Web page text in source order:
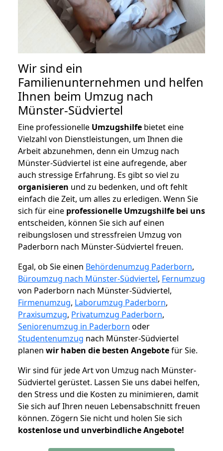
Wir sind ein
Familienunternehmen und helfen
Ihnen beim Umzug nach
Münster-Südviertel
Eine professionelle Umzugshilfe bietet eine
Vielzahl von Dienstleistungen, um Ihnen die
Arbeit abzunehmen, denn ein Umzug nach
Münster-Südviertel ist eine aufregende, aber
auch stressige Erfahrung. Es gibt so viel zu
organisieren und zu bedenken, und oft fehlt
einfach die Zeit, um alles zu erledigen. Wenn Sie
sich für eine professionelle Umzugshilfe bei uns
entscheiden, können Sie sich auf einen
reibungslosen und stressfreien Umzug von
Paderborn nach Münster-Südviertel freuen.
Egal, ob Sie einen Behördenumzug Paderborn,
Büroumzug nach Münster-Südviertel, Fernumzug
von Paderborn nach Münster-Südviertel,
Firmenumzug, Laborumzug Paderborn,
Praxisumzug, Privatumzug Paderborn,
Seniorenumzug in Paderborn oder
Studentenumzug nach Münster-Südviertel
planen wir haben die besten Angebotefür Sie.
Wir sind für jede Art von Umzug nach Münster-
Südviertel gerüstet. Lassen Sie uns dabei helfen,
den Stress und die Kosten zu minimieren, damit
Sie sich auf Ihren neuen Lebensabschnitt freuen
können. Zögern Sie nicht und holen Sie sich
kostenlose und unverbindliche Angebote!